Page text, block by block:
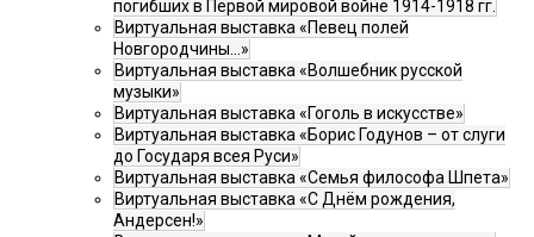
погибших в Первой мировой войне 1914-1918 гг.
Виртуальная выставка «Певец полей
Новгородчины…»
Виртуальная выставка «Волшебник русской
музыки»
Виртуальная выставка «Гоголь в искусстве»
Виртуальная выставка «Борис Годунов – от слуги
до Государя всея Руси»
Виртуальная выставка «Семья философа Шпета»
Виртуальная выставка «С Днём рождения,
Андерсен!»